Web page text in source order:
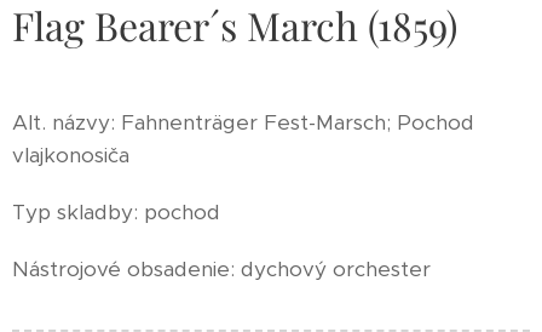
Flag Bearer´s March (1859)
Alt. názvy: Fahnenträger Fest-Marsch; Pochod
vlajkonosiča
Typ skladby: pochod
Nástrojové obsadenie: dychový orchester